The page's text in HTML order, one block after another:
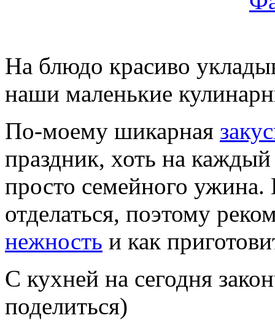
На блюдо красиво
наши маленькие
По-моему шикарная
праздник, хоть на
просто семейного ужина.
отделаться, поэтому
нежность и как
С кухней на сегодня
поделиться)